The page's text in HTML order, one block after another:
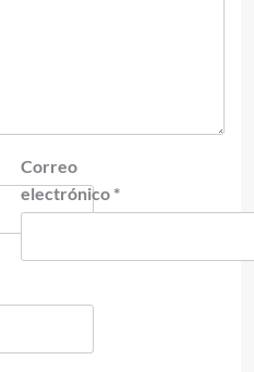
Correo
electrónico *